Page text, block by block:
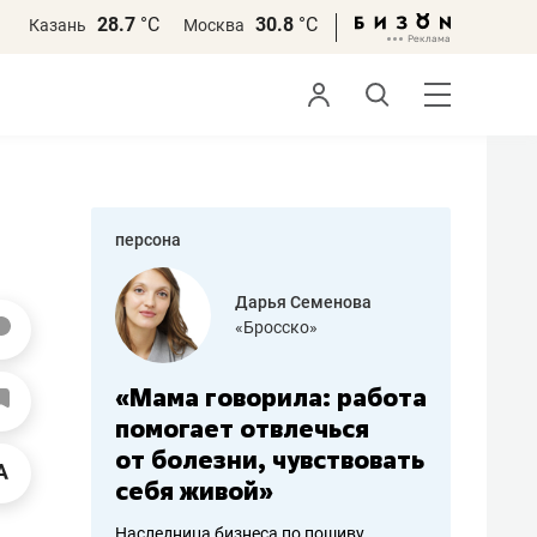
Казань 28.7 °С Москва 30.8 °С
персона
Дарья Семенова
«Бросско»
«Мама говорила: работа
помогает отвлечься
от болезни, чувствовать
себя живой»